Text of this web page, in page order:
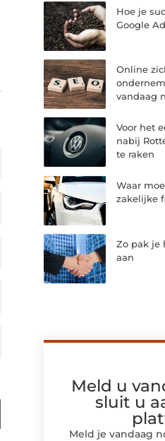
Hoe je
Google
Online
vandaag
Voor het
nabij
te raken
Waar
zakelijke
Zo pak je
aan
Meld u
sluit u
Meld je vandaag